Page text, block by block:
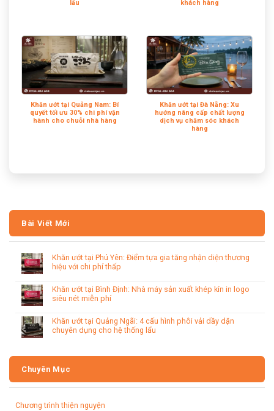
lẩu khách hàng
Khăn ướt tại Quảng Nam: Bí
quyết tối ưu 30% chi phí vận
hành cho chuỗi nhà hàng
Khăn ướt tại Đà Nẵng: Xu
hướng nâng cấp chất lượng
dịch vụ chăm sóc khách
hàng
Bài Viết Mới
Khăn ướt tại Phú Yên: Điểm tựa gia tăng nhận diện thương
hiệu với chi phí thấp
Khăn ướt tại Bình Định: Nhà máy sản xuất khép kín in logo
siêu nét miễn phí
Khăn ướt tại Quảng Ngãi: 4 cấu hình phôi vải dầy dặn
chuyên dụng cho hệ thống lẩu
Chuyên Mục
Chương trình thiện nguyện